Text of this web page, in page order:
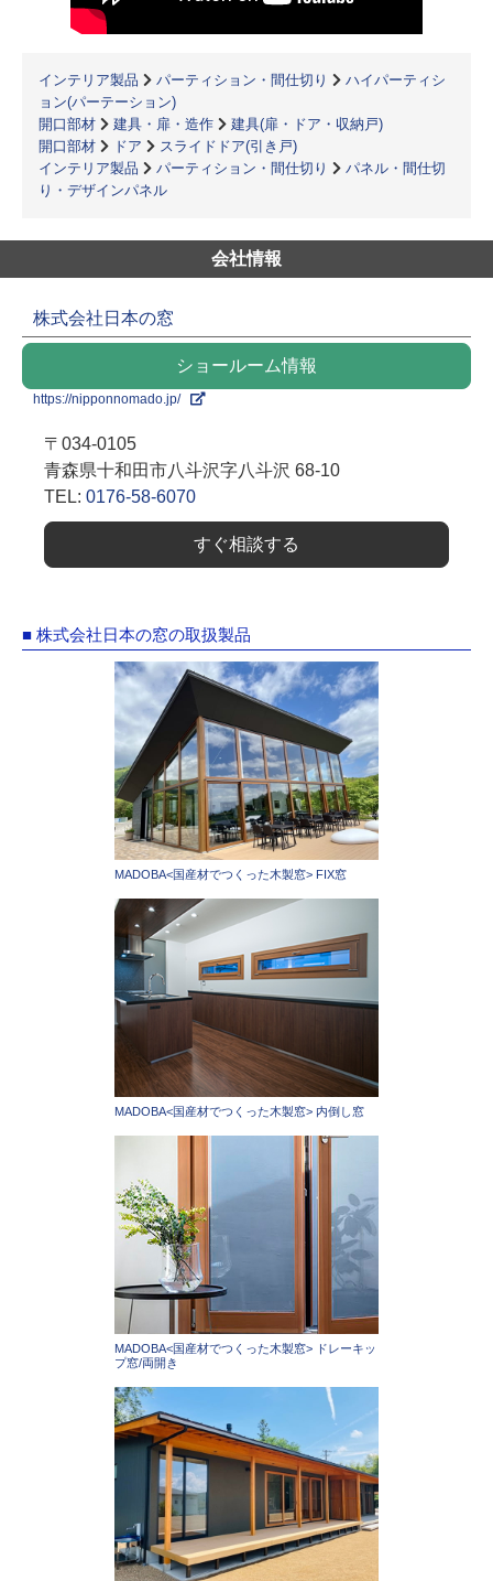
インテリア製品 パーティション・間仕切り
ハイパーティシ
ョン(パーテーション)
開口部材
建具・扉・造作
建具(扉・ドア・収納戸)
開口部材
ドア
スライドドア(引き戸)
インテリア製品
パーティション・間仕切り
パネル・間仕切
り・デザインパネル
会社情報
株式会社日本の窓
ショールーム情報
https://nipponnomado.jp/
〒034-0105
青森県十和田市八斗沢字八斗沢 68-10
TEL: 0176-58-6070
すぐ相談する
■ 株式会社日本の窓の取扱製品
MADOBA<国産材でつくった木製窓> FIX窓
MADOBA<国産材でつくった木製窓> 内倒し窓
MADOBA<国産材でつくった木製窓> ドレーキッ
プ窓/両開き